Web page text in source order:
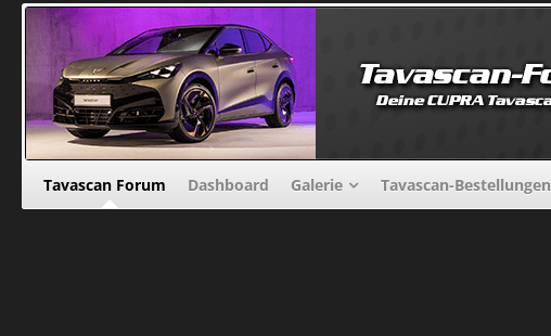
Tavascan Forum Dashboard Galerie Tavascan-Bestellungen